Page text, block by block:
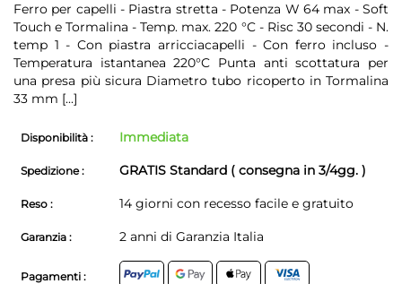
Ferro per capelli - Piastra stretta - Potenza W 64 max - Soft
Touch e Tormalina - Temp. max. 220 °C - Risc 30 secondi - N.
temp 1 - Con piastra arricciacapelli - Con ferro incluso -
Temperatura istantanea 220°C Punta anti scottatura per
una presa più sicura Diametro tubo ricoperto in Tormalina
33 mm [...]
Disponibilità : Immediata
Spedizione : GRATIS Standard ( consegna in 3/4gg. )
Reso : 14 giorni con recesso facile e gratuito
Garanzia : 2 anni di Garanzia Italia
Pagamenti :